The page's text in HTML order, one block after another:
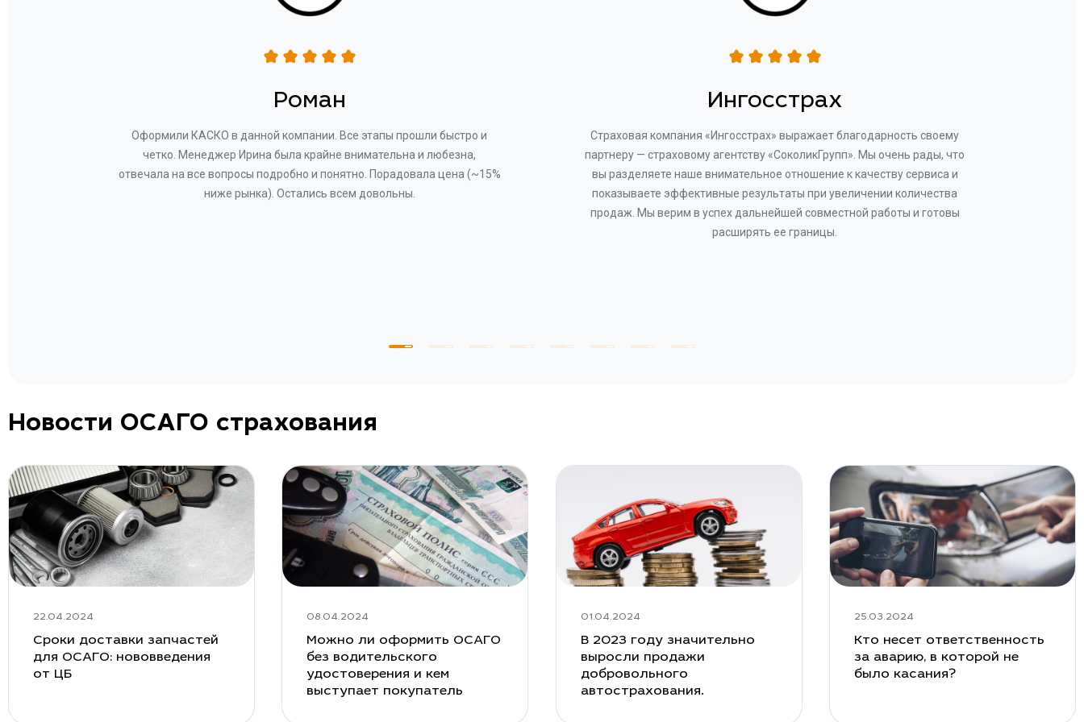
Роман
Оформили КАСКО в данной компании. Все этапы прошли быстро и
четко. Менеджер Ирина была крайне внимательна и любезна,
отвечала на все вопросы подробно и понятно. Порадовала цена (~15%
ниже рынка). Остались всем довольны.
Ингосстрах
Страховая компания «Ингосстрах» выражает благодарность своему
партнеру — страховому агентству «СоколикГрупп». Мы очень рады, что
вы разделяете наше внимательное отношение к качеству сервиса и
показываете эффективные результаты при увеличении количества
продаж. Мы верим в успех дальнейшей совместной работы и готовы
расширять ее границы.
Новости ОСАГО страхования
22.04.2024
Сроки доставки запчастей
для ОСАГО: нововведения
от ЦБ
08.04.2024
Можно ли оформить ОСАГО
без водительского
удостоверения и кем
выступает покупатель
01.04.2024
В 2023 году значительно
выросли продажи
добровольного
автострахования.
25.03.2024
Кто несет ответственность
за аварию, в которой не
было касания?